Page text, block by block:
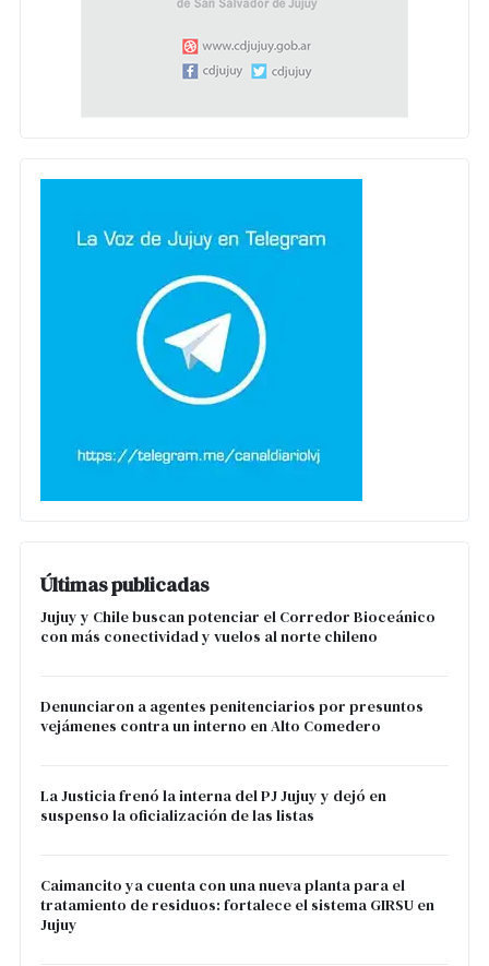
Últimas publicadas
Jujuy y Chile buscan potenciar el Corredor Bioceánico
con más conectividad y vuelos al norte chileno
Denunciaron a agentes penitenciarios por presuntos
vejámenes contra un interno en Alto Comedero
La Justicia frenó la interna del PJ Jujuy y dejó en
suspenso la oficialización de las listas
Caimancito ya cuenta con una nueva planta para el
tratamiento de residuos: fortalece el sistema GIRSU en
Jujuy